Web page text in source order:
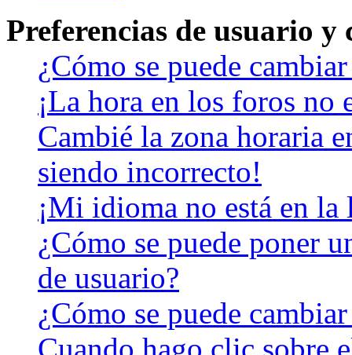
Preferencias de usuario y
¿Cómo se puede
¡La hora en los foros no
Cambié la zona horaria
siendo incorrecto!
¡Mi idioma no está en la
¿Cómo se puede poner
de usuario?
¿Cómo se puede
Cuando hago clic sobre